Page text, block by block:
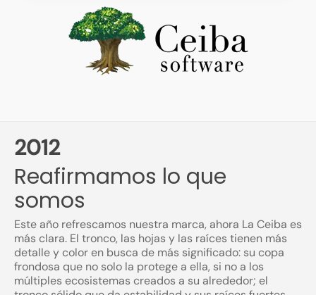
2012
Reafirmamos lo que
somos
Este año refrescamos nuestra marca, ahora La Ceiba es
más clara. El tronco, las hojas y las raíces tienen más
detalle y color en busca de más significado: su copa
frondosa que no solo la protege a ella, si no a los
múltiples ecosistemas creados a su alrededor; el